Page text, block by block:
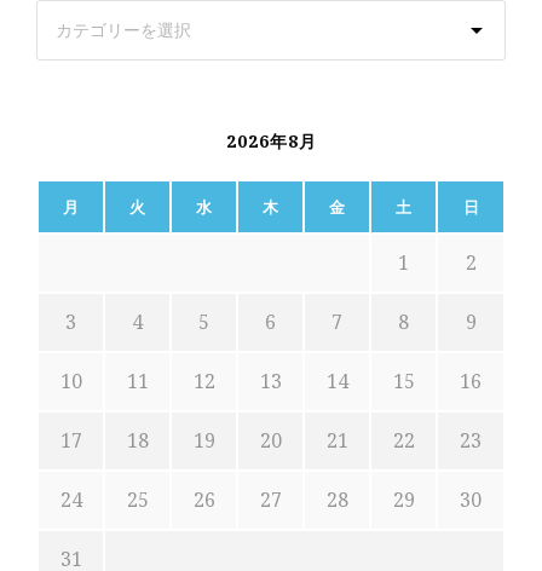
2026年8月
月 火 水 木 金 土 日
1 2
3 4 5 6 7 8 9
10 11 12 13 14 15 16
17 18 19 20 21 22 23
24 25 26 27 28 29 30
31